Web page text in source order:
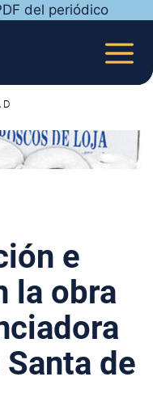
del periódico
e
la obra
de